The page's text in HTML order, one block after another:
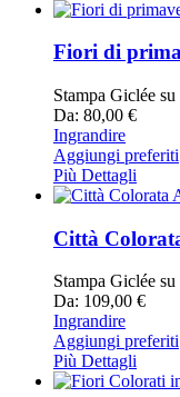
Fiori di
Stampa Giclée su
Da: 80,00 €
Ingrandire
Aggiungi preferiti
Più Dettagli
Città
Stampa Giclée su
Da: 109,00 €
Ingrandire
Aggiungi preferiti
Più Dettagli